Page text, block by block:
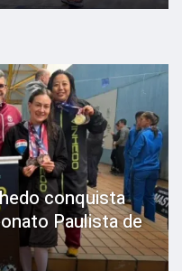
conquista
Paulista de